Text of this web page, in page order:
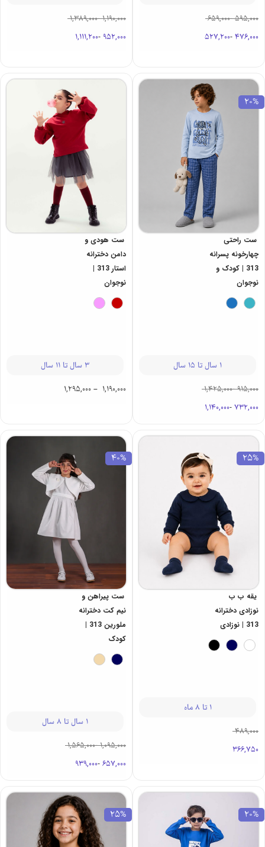
595,000
-
659,000
476,000
-
527,200
1,190,000
-
1,389,000
952,000
-
1,111,200
20%
ست راحتی
چهارخونه پسرانه
313 | کودک و
نوجوان
1 سال تا 15 سال
915,000
-
1,425,000
732,000
-
1,140,000
ست هودی و
دامن دخترانه
استار 313 |
نوجوان
3 سال تا 11 سال
1,190,000
–
1,295,000
25%
یقه ب ب
نوزادی دخترانه
313 | نوزادی
1 تا 8 ماه
489,000
366,750
40%
ست پیراهن و
نیم کت دخترانه
ملورین 313 |
کودک
1 سال تا 8 سال
1,095,000
-
1,565,000
657,000
-
939,000
20%
25%